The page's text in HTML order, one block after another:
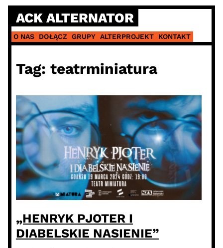
Skip
content
ACK ALTERNATOR
O NAS DOŁĄCZ GRUPY ALTERPROJEKT KONTAKT
Tag: teatrminiatura
„HENRYK PJOTER I
DIABELSKIE NASIENIE”